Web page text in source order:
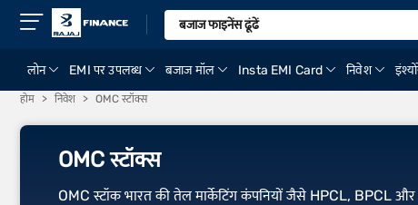
लोन EMI पर उपलब्ध बजाज मॉल Insta EMI Card निवेश
होम निवेश OMC स्टॉक्स
OMC स्टॉक्स
OMC स्टॉक भारत की तेल मार्केटिंग कंपनियों जैसे HPCL, BPCL और